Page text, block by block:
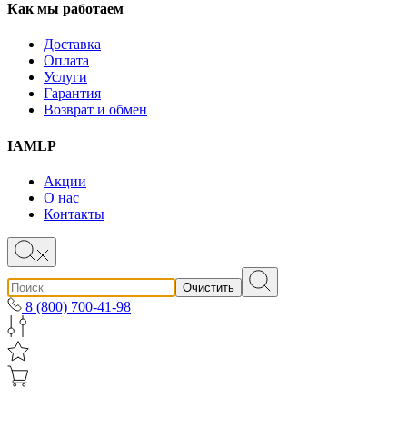
Как мы работаем
Доставка
Оплата
Услуги
Гарантия
Возврат и обмен
IAMLP
Акции
О нас
Контакты
Очистить
8 (800) 700-41-98